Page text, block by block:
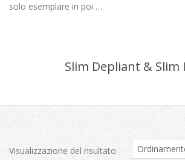
solo esemplare in poi …
Slim Depliant & Slim
Visualizzazione del risultato